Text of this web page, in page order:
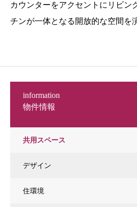
カウンターをアクセントにリビン
チンが一体となる開放的な空間を
物件情報
information
共用スペース
デザイン
住環境